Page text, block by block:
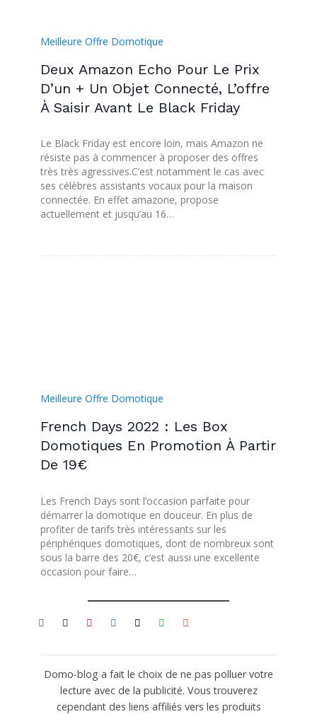
Meilleure Offre Domotique
Deux Amazon Echo Pour Le Prix
D’un + Un Objet Connecté, L’offre
À Saisir Avant Le Black Friday
Le Black Friday est encore loin, mais Amazon ne
résiste pas à commencer à proposer des offres
très très agressives.C’est notamment le cas avec
ses célèbres assistants vocaux pour la maison
connectée. En effet amazone, propose
actuellement et jusqu’au 16…
Meilleure Offre Domotique
French Days 2022 : Les Box
Domotiques En Promotion À Partir
De 19€
Les French Days sont l’occasion parfaite pour
démarrer la domotique en douceur. En plus de
profiter de tarifs très intéressants sur les
périphériques domotiques, dont de nombreux sont
sous la barre des 20€, c’est aussi une excellente
occasion pour faire…
Domo-blog a fait le choix de ne pas polluer votre
lecture avec de la publicité. Vous trouverez
cependant des liens affiliés vers les produits